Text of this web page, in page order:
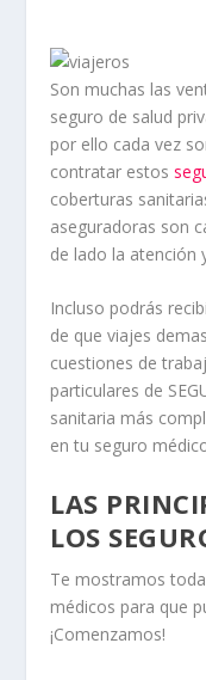
Son muchas las
seguro de salud
por ello cada vez
contratar estos
coberturas
aseguradoras son
de lado la atención
Incluso podrás
de que viajes
cuestiones de
particulares de
sanitaria más
en tu seguro
LAS
LOS
Te mostramos
médicos para que
¡Comenzamos!